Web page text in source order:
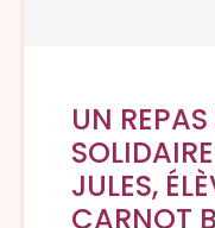
UN
JULES,
CARNOT